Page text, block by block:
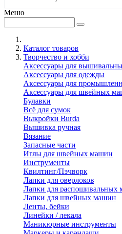
Меню
Каталог товаров
Творчество и хобби
Аксессуары для
Аксессуары для одежды
Аксессуары для
Аксессуары для швейных
Булавки
Всё для сумок
Выкройки Burda
Вышивка ручная
Вязание
Запасные части
Иглы для швейных машин
Инструменты
Квилтинг/Пэчворк
Лапки для оверлоков
Лапки для распошивальных
Лапки для швейных машин
Ленты, бейки
Линейки / лекала
Маникюрные инструменты